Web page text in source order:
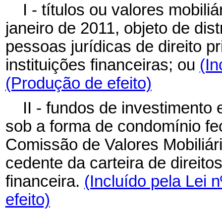
I - títulos ou valores
janeiro de 2011, objeto de
pessoas jurídicas de direito
instituições financeiras; ou
(Produção de efeito)
II - fundos de investimento
sob a forma de condomínio
Comissão de Valores
cedente da carteira de
financeira. (Incluído pela Lei
efeito)